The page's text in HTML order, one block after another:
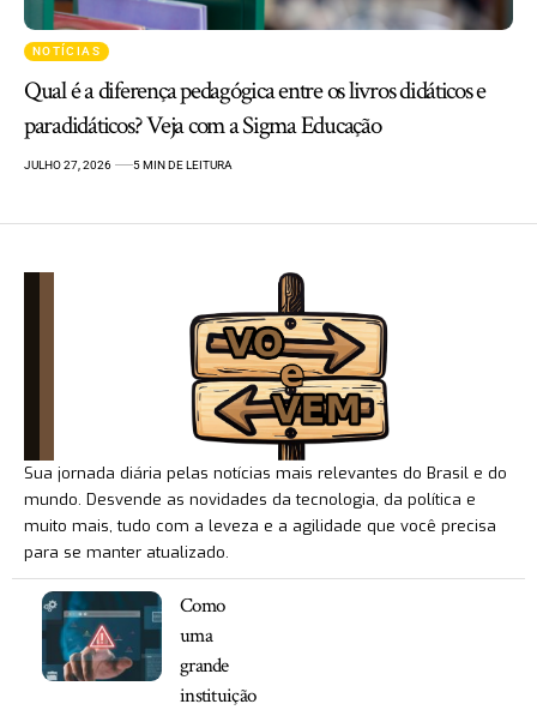
NOTÍCIAS
Qual é a diferença pedagógica entre os livros didáticos e
paradidáticos? Veja com a Sigma Educação
JULHO 27, 2026 5 MIN DE LEITURA
Sua jornada diária pelas notícias mais relevantes do Brasil e do
mundo. Desvende as novidades da tecnologia, da política e
muito mais, tudo com a leveza e a agilidade que você precisa
para se manter atualizado.
Como
uma
grande
instituição